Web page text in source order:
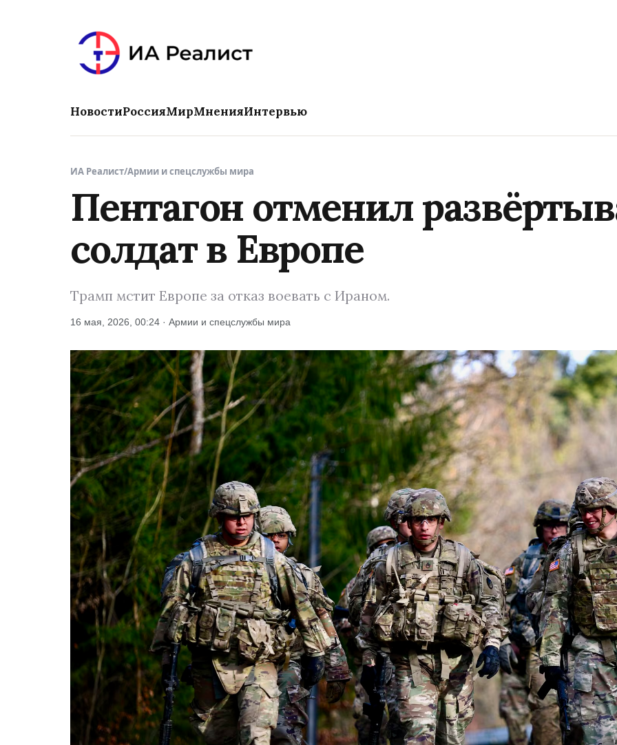
НовостиРоссияМирМненияИнтервью
ИА Реалист/Армии и спецслужбы мира
Пентагон отменил
солдат в Европе
Трамп мстит Европе за отказ воевать с Ираном.
16 мая, 2026, 00:24 · Армии и спецслужбы мира